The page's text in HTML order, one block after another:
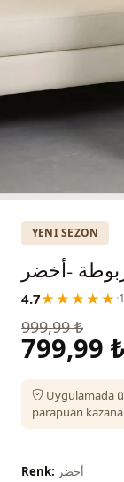
YENI SEZON
-أخضر
4.7★★★★★ ·
999,99 ₺
799,99 ₺
Uygulamada
parapuan
Renk: أخضر